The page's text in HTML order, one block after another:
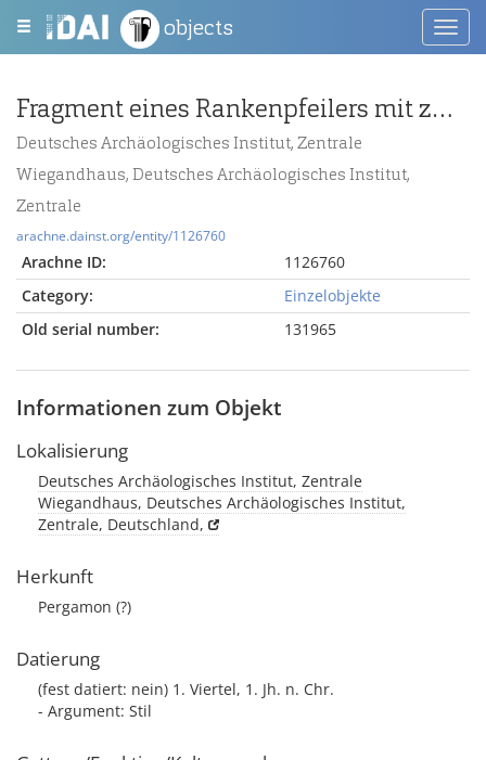
objects
Fragment eines Rankenpfeilers mit zwei Bildfeldern
Deutsches Archäologisches Institut, Zentrale
Wiegandhaus, Deutsches Archäologisches Institut,
Zentrale
arachne.dainst.org/entity/1126760
Arachne ID:
1126760
Category:
Einzelobjekte
Old serial number:
131965
Informationen zum Objekt
Lokalisierung
Deutsches Archäologisches Institut, Zentrale
Wiegandhaus, Deutsches Archäologisches Institut,
Zentrale, Deutschland,
Herkunft
Pergamon (?)
Datierung
(fest datiert: nein) 1. Viertel, 1. Jh. n. Chr.
- Argument: Stil